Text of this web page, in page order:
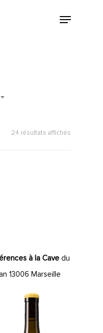
24 résultats affichés
à la Cave du
13006 Marseille